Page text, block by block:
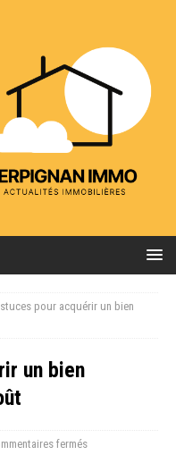
pour acquérir un bien
un bien
fermés